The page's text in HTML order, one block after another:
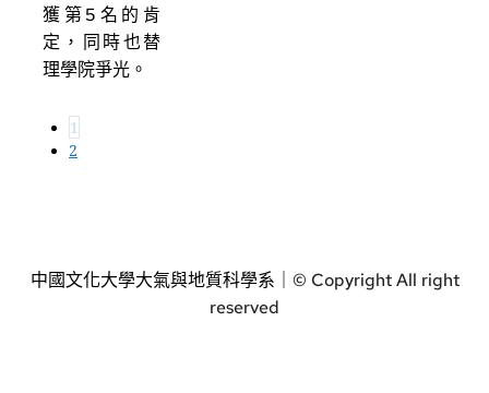
獲第5名的肯
定，同時也替
理學院爭光。
1
2
中國文化大學大氣與地質科學系｜ © Copyright All right
reserved